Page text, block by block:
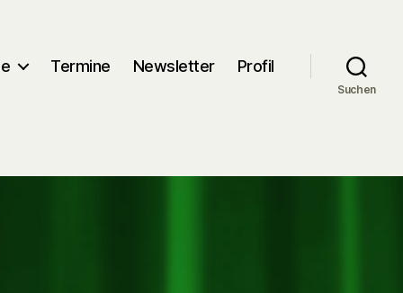
Termine Newsletter Profil
Suchen